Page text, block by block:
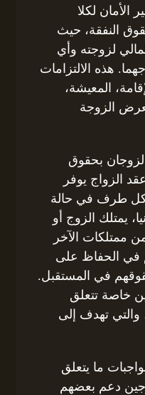
الأمان لكلا
النفقة، حيث
لزوجته وأي
هذه الالتزامات
المعيشة،
الزوجة
الزوجان بحقوق
الزواج يوفر
كل طرف في حالة
يمتلك الزوج أو
ممتلكات الآخر
في الحفاظ على
في المستقبل.
خاصة تتعلق
والتي تهدف إلى
ما يتعلق
دعم بعضهم